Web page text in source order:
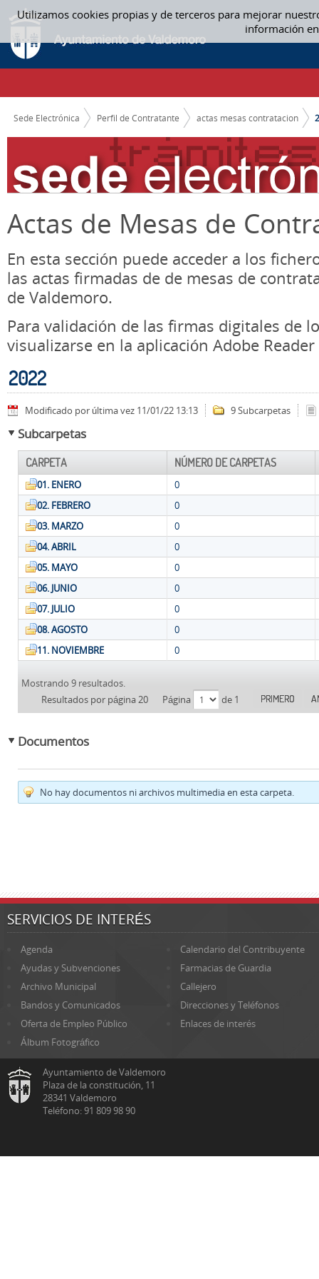
Utilizamos cookies propias y de terceros para mejorar
información
Saltar al contenido
2022 - ACTAS MESAS CONTRATACION
CAMINO DE MIGAS
Sede Electrónica Perfil de Contratante actas mesas contratacion
Actas de Mesas de
En esta sección puede acceder a los
las actas firmadas de de mesas de
de Valdemoro.
Para validación de las firmas digitales de
visualizarse en la aplicación Adobe Reader
2022
Modificado por última vez 11/01/22 13:13 9 Subcarpetas
Subcarpetas
CARPETA NÚMERO DE CARPETAS
01. ENERO
0
02. FEBRERO
0
03. MARZO
0
04. ABRIL
0
05. MAYO
0
06. JUNIO
0
07. JULIO
0
08. AGOSTO
0
11. NOVIEMBRE
0
Mostrando 9 resultados.
Resultados por página 20
Página de 1 PRIMERO
Documentos
No hay documentos ni archivos multimedia en esta carpeta.
SERVICIOS DE INTERÉS
Agenda
Calendario del Contribuyente
Ayudas y Subvenciones
Farmacias de Guardia
Archivo Municipal
Callejero
Bandos y Comunicados
Direcciones y Teléfonos
Oferta de Empleo Público
Enlaces de interés
Álbum Fotográfico
Ayuntamiento de Valdemoro
Plaza de la constitución, 11
28341 Valdemoro
Teléfono: 91 809 98 90